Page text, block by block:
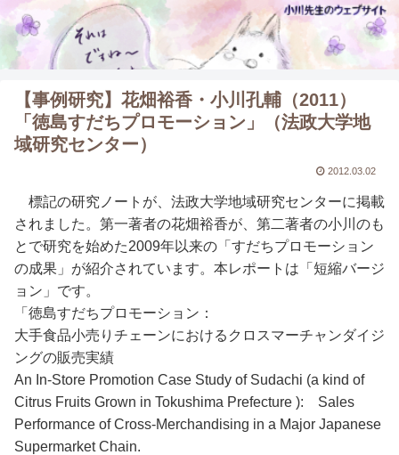
【事例研究】花畑裕香・小川孔輔（2011）
「徳島すだちプロモーション」（法政大学地
域研究センター）
2012.03.02
標記の研究ノートが、法政大学地域研究センターに掲載
されました。第一著者の花畑裕香が、第二著者の小川のも
とで研究を始めた2009年以来の「すだちプロモーション
の成果」が紹介されています。本レポートは「短縮バージ
ョン」です。
「徳島すだちプロモーション：
大手食品小売りチェーンにおけるクロスマーチャンダイジ
ングの販売実績
An In-Store Promotion Case Study of Sudachi (a kind of
Citrus Fruits Grown in Tokushima Prefecture ): Sales
Performance of Cross-Merchandising in a Major Japanese
Supermarket Chain.